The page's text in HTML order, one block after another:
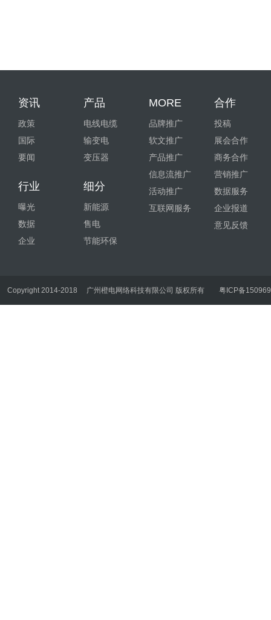
资讯
政策
国际
要闻
行业
曝光
数据
企业
产品
电线电缆
输变电
变压器
细分
新能源
售电
节能环保
MORE
品牌推广
软文推广
产品推广
信息流推广
活动推广
互联网服务
合作
投稿
展会合作
商务合作
营销推广
数据服务
企业报道
意见反馈
Copyright 2014-2018 广州橙电网络科技有限公司 版权所有 粤ICP备